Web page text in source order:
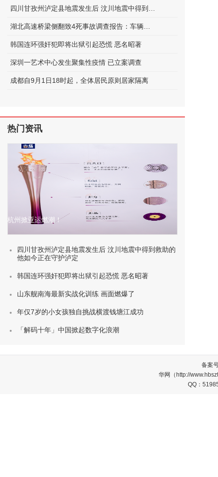
韩国连环强奸犯即将出狱引起恐慌 恶名昭著
深圳一艺术中心发生聚集性疫情 已立案调查
成都自9月1日18时起，全体居民原则居家隔离
热门资讯
杭州掀亚运燃潮！
四川甘孜州泸定县地震发生后 汶川地震中得到救助的
他如今正在守护泸定
韩国连环强奸犯即将出狱引起恐慌 恶名昭著
山东舰南海最新实战化训练 画面燃爆了
年仅7岁的小女孩独自挑战横渡钱塘江成功
「解码十年」中国掀起数字化浪潮
备案
华网（http://
QQ：